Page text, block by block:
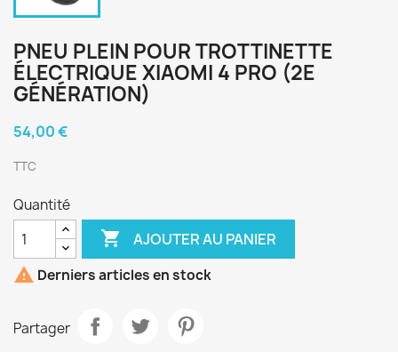
PNEU PLEIN POUR TROTTINETTE
ÉLECTRIQUE XIAOMI 4 PRO (2E
GÉNÉRATION)
54,00 €
TTC
Quantité
 AJOUTER AU PANIER
 Derniers articles en stock
Partager